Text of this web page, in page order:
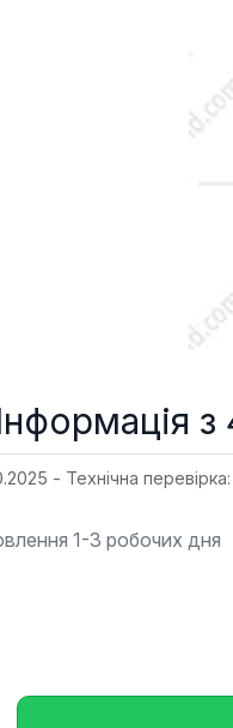
- Технічна перевірка:
1-3 робочих дня